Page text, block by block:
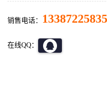
销售电话： 13387225835
在线QQ：